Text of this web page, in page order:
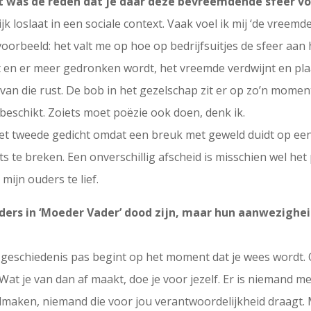
in een sociale context. Vaak voel ik mij ‘de
het valt me op hoe op bedrijfsuitjes de sfeer
er meer gedronken wordt, het vreemde verdwijnt en
die rust. De bob in het gezelschap zit er op zo’n
Zoiets moet poëzie ook doen, denk ik.
tweede gedicht omdat een breuk met geweld duidt op
te breken. Een onverschillig afscheid is misschien wel
ouders te lief.
in ‘Moeder Vader’ dood zijn, maar hun
pas begint op het moment dat je wees
je van dan af maakt, doe je voor jezelf. Er is niemand
niemand die voor jou verantwoordelijkheid